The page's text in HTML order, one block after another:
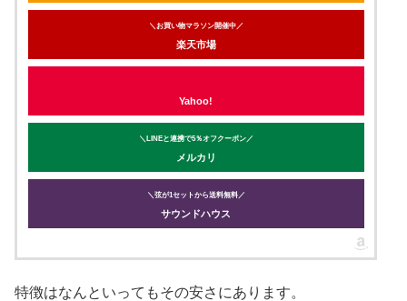
＼お買い物マラソン開催中／
楽天市場
Yahoo!
＼LINEと連携で5％オフクーポン／
メルカリ
＼弦が1セットから送料無料／
サウンドハウス
特徴はなんといってもその安さにあります。